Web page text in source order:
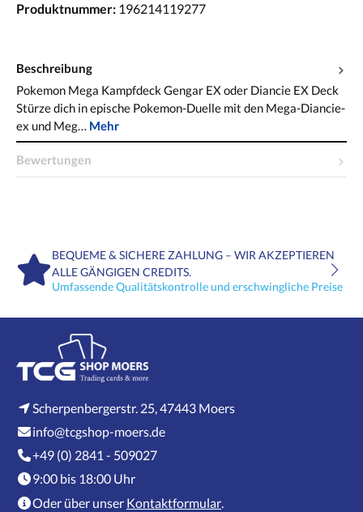
Produktnummer: 196214119277
Beschreibung
Pokemon Mega Kampfdeck Gengar EX oder Diancie EX Deck
Stürze dich in epische Pokemon-Duelle mit den Mega-Diancie-
ex und Meg… Mehr
Bewertungen
BEQUEME & SICHERE ZAHLUNG – WIR AKZEPTIEREN
ALLE GÄNGIGEN CREDITS.
Umfassende Qualitätskontrolle und erschwingliche Preise
Scherpenbergerstr. 25, 47443 Moers
info@tcgshop-moers.de
+49 (0) 2841 - 509027
9:00 bis 18:00 Uhr
Oder über unser Kontaktformular.